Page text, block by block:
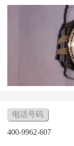
电话号码
400-9962-607